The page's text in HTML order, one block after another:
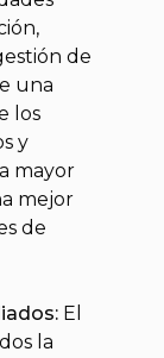
de
una
los
y
mayor
mejor
de
El
la